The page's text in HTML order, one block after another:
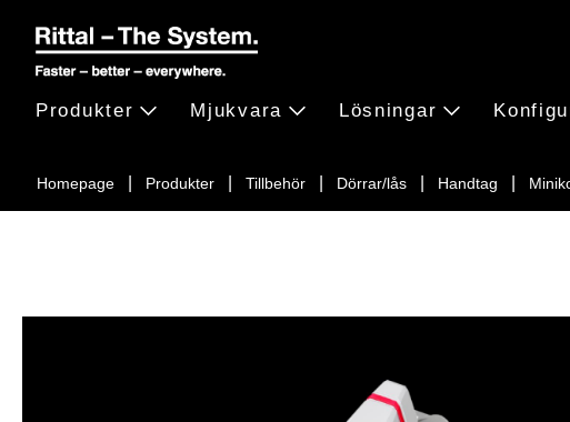
Homepage Produkter Tillbehör Dörrar/lås Handtag
Produkter Mjukvara Lösningar